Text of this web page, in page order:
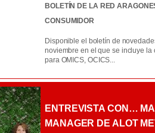
BOLETÍN DE LA RED
CONSUMIDOR
Disponible el boletín de
noviembre en el que se incluye
para OMICS, OCICS...
ENTREVISTA CON…
MANAGER DE ALOT